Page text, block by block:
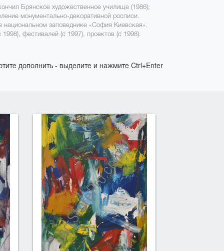
Брянское художественное училище (1986);
монументально-декоративной росписи.
заповеднике «София Киевская».
фестивалей (с 1997), проектов (с 1998).
дополнить - выделите и нажмите Ctrl+Enter